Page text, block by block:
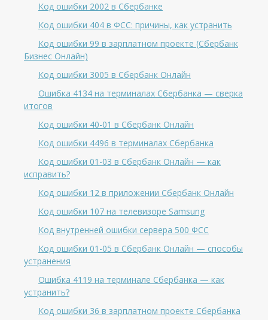
Код ошибки 2002 в Сбербанке
Код ошибки 404 в ФСС: причины, как устранить
Код ошибки 99 в зарплатном проекте (Сбербанк
Бизнес Онлайн)
Код ошибки 3005 в Сбербанк Онлайн
Ошибка 4134 на терминалах Сбербанка — сверка
итогов
Код ошибки 40-01 в Сбербанк Онлайн
Код ошибки 4496 в терминалах Сбербанка
Код ошибки 01-03 в Сбербанк Онлайн — как
исправить?
Код ошибки 12 в приложении Сбербанк Онлайн
Код ошибки 107 на телевизоре Samsung
Код внутренней ошибки сервера 500 ФСС
Код ошибки 01-05 в Сбербанк Онлайн — способы
устранения
Ошибка 4119 на терминале Сбербанка — как
устранить?
Код ошибки 36 в зарплатном проекте Сбербанка